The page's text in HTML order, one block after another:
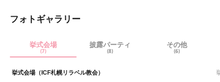
フォトギャラリー
挙式会場
(7)
披露パーティ
(8)
その他
(6)
挙式会場（ICF札幌リラベル教会）